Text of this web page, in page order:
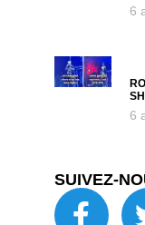
6
6
SUIVEZ-